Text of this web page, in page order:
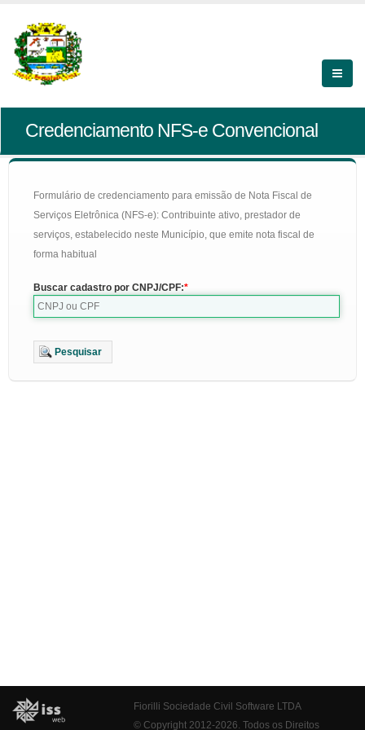
Credenciamento NFS-e Convencional
Formulário de credenciamento para emissão de Nota Fiscal de
Serviços Eletrônica (NFS-e): Contribuinte ativo, prestador de
serviços, estabelecido neste Município, que emite nota fiscal de
forma habitual
Buscar cadastro por CNPJ/CPF:
Pesquisar
Fiorilli Sociedade Civil Software LTDA
© Copyright 2012-2026. Todos os Direitos